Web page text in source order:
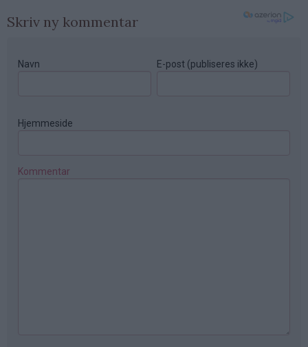
Skriv ny kommentar
Navn E-post (publiseres ikke)
Hjemmeside
Kommentar